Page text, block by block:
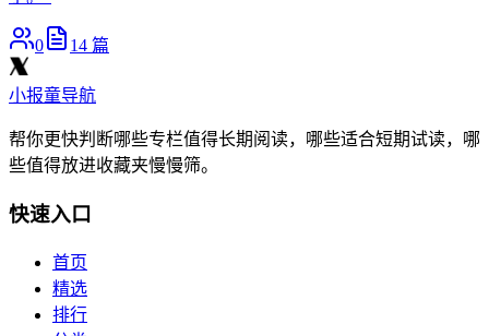
0 14 篇
小报童导航
帮你更快判断哪些专栏值得长期阅读，哪些适合短期试读，哪
些值得放进收藏夹慢慢筛。
快速入口
首页
精选
排行